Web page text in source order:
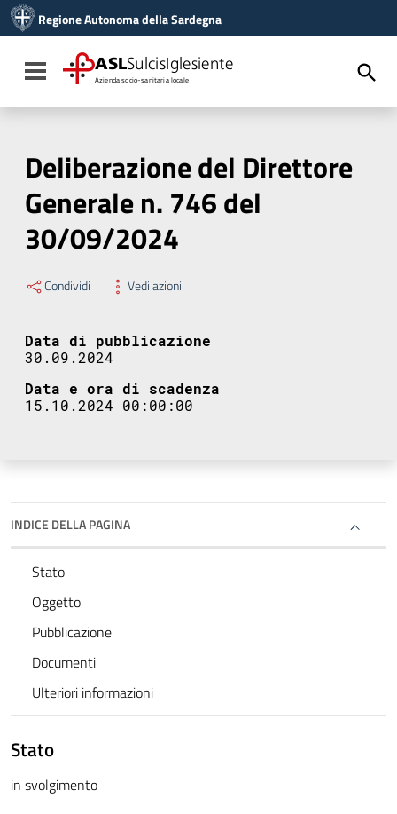
Vai al menu di navigazione
Vai al footer
Regione Autonoma della Sardegna
Toggle navigation
ASLSulcisIglesiente
Azienda socio-sanitaria locale
Deliberazione del Direttore
Generale n. 746 del
30/09/2024
Condividi Vedi azioni
Data di pubblicazione
30.09.2024
Data e ora di scadenza
15.10.2024 00:00:00
INDICE DELLA PAGINA
Stato
Oggetto
Pubblicazione
Documenti
Ulteriori informazioni
Stato
in svolgimento